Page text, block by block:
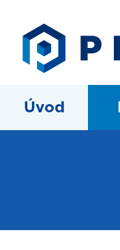
Úvod